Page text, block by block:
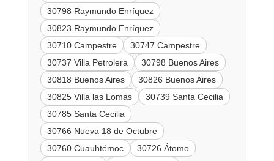
30798 Raymundo Enríquez
30823 Raymundo Enríquez
30710 Campestre
30747 Campestre
30737 Villa Petrolera
30798 Buenos Aires
30818 Buenos Aires
30826 Buenos Aires
30825 Villa las Lomas
30739 Santa Cecilia
30785 Santa Cecilia
30766 Nueva 18 de Octubre
30760 Cuauhtémoc
30726 Átomo